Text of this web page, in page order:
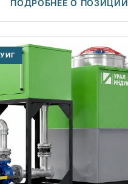
ПОДРОБНЕЕ О ПОЗИЦИИ